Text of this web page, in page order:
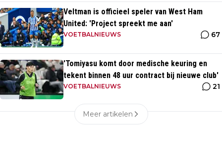
Veltman is officieel speler van West Ham
United: 'Project spreekt me aan'
VOETBALNIEUWS 67
'Tomiyasu komt door medische keuring en
tekent binnen 48 uur contract bij nieuwe club'
VOETBALNIEUWS 21
Meer artikelen